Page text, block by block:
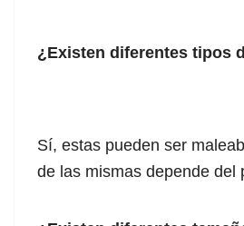
¿Existen diferentes tipos
Sí, estas pueden ser
de las mismas depende del